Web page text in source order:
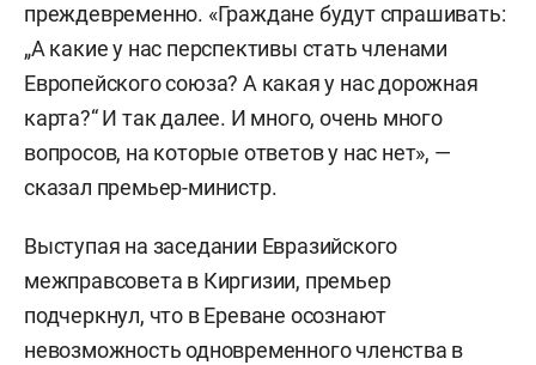
преждевременно. «Граждане будут спрашивать:
„А какие у нас перспективы стать членами
Европейского союза? А какая у нас дорожная
карта?“ И так далее. И много, очень много
вопросов, на которые ответов у нас нет», —
сказал премьер-министр.
Выступая на заседании Евразийского
межправсовета в Киргизии, премьер
подчеркнул, что в Ереване осознают
невозможность одновременного членства в